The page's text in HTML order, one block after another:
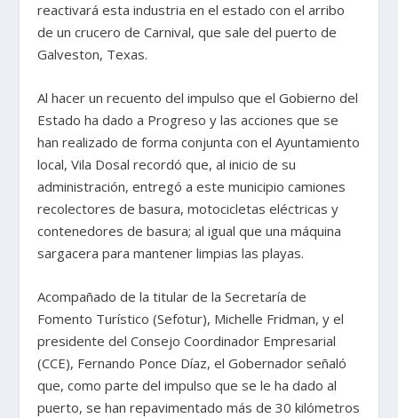
reactivará esta industria en el estado con el arribo
de un crucero de Carnival, que sale del puerto de
Galveston, Texas.
Al hacer un recuento del impulso que el Gobierno del
Estado ha dado a Progreso y las acciones que se
han realizado de forma conjunta con el Ayuntamiento
local, Vila Dosal recordó que, al inicio de su
administración, entregó a este municipio camiones
recolectores de basura, motocicletas eléctricas y
contenedores de basura; al igual que una máquina
sargacera para mantener limpias las playas.
Acompañado de la titular de la Secretaría de
Fomento Turístico (Sefotur), Michelle Fridman, y el
presidente del Consejo Coordinador Empresarial
(CCE), Fernando Ponce Díaz, el Gobernador señaló
que, como parte del impulso que se le ha dado al
puerto, se han repavimentado más de 30 kilómetros